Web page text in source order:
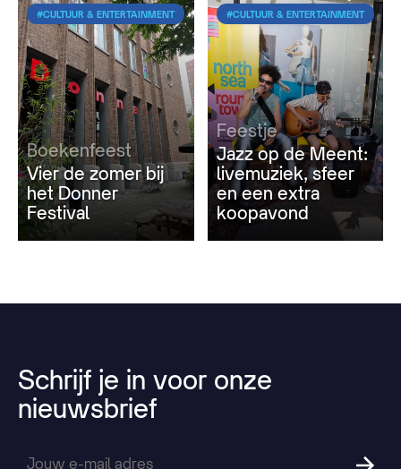
#CULTUUR & ENTERTAINMENT
Boekenfeest
Vier de zomer bij
het Donner
Festival
#CULTUUR & ENTERTAINMENT
Feestje
Jazz op de Meent:
livemuziek, sfeer
en een extra
koopavond
Schrijf je in voor onze
nieuwsbrief